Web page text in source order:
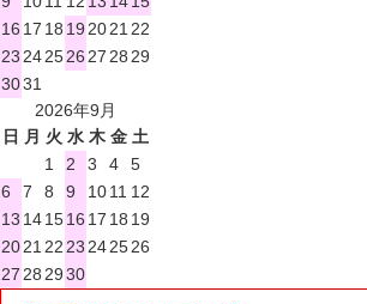
16 17 18 19202122
23242526272829
3031
2026年9月
日 月 火 水 木 金 土
1
2 3 4
5
6
7 8 9 1011 12
13 141516 17 18 19
20212223242526
27282930